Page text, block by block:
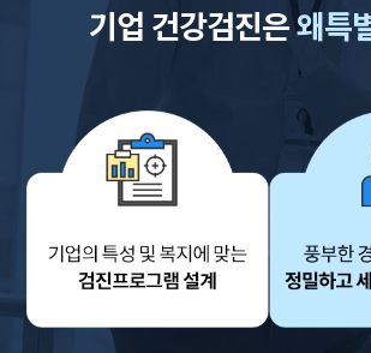
기업 건강검진은왜특